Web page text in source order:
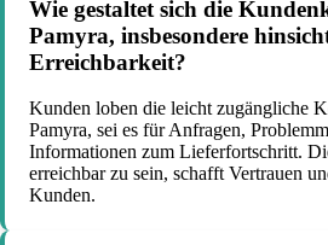
Wie gestaltet sich die
Pamyra, insbesondere
Erreichbarkeit?
Kunden loben die leicht zugängliche
Pamyra, sei es für Anfragen,
Informationen zum Lieferfortschritt.
erreichbar zu sein, schafft Vertrauen
Kunden.